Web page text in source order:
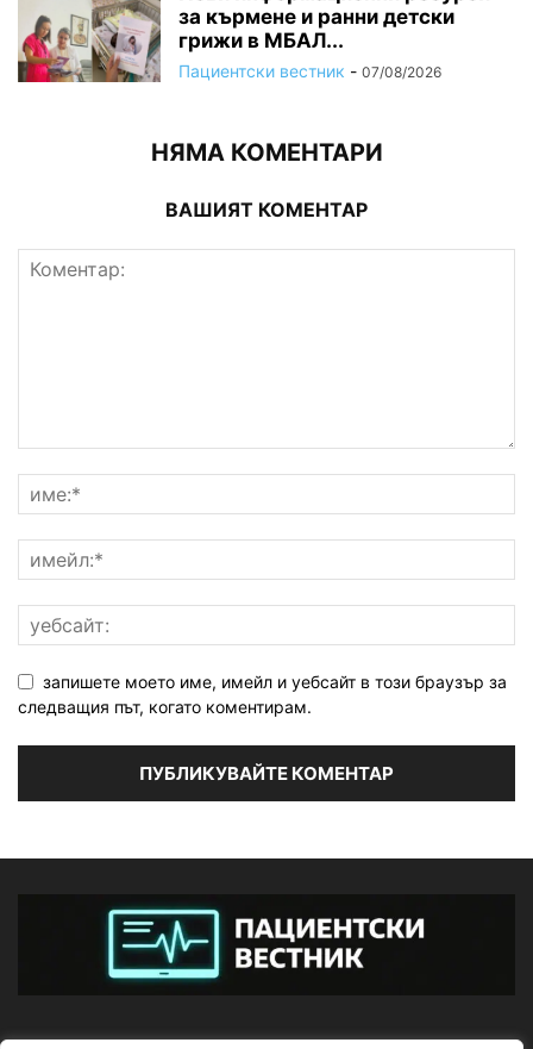
за кърмене и ранни детски
грижи в МБАЛ...
Пациентски вестник - 07/08/2026
НЯМА КОМЕНТАРИ
ВАШИЯТ КОМЕНТАР
запишете моето име, имейл и уебсайт в този браузър за
следващия път, когато коментирам.